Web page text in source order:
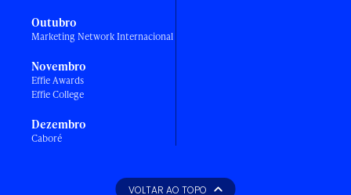
Outubro
Marketing Network Internacional
Novembro
Effie Awards
Effie College
Dezembro
Caboré
VOLTAR AO TOPO